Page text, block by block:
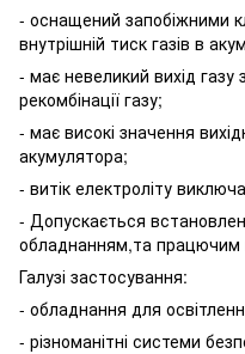
- оснащений запобіжними
внутрішній тиск газів в
- має невеликий вихід газу
рекомбінації газу;
- має високі значення
акумулятора;
- витік електроліту
- Допускається
обладнанням,та працючим
Галузі застосування:
- обладнання для
- різноманітні системи